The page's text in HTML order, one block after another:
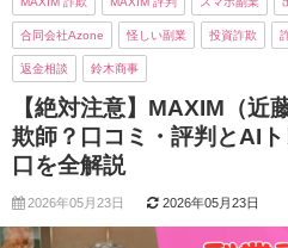
合同会社Azone 怪しい副業 投資詐欺
返金相談 鈴木商事
【絶対注意】MAXIM（近
欺師？口コミ・評判とAI
口を全解説
2026年05月23日 2026年05月23日